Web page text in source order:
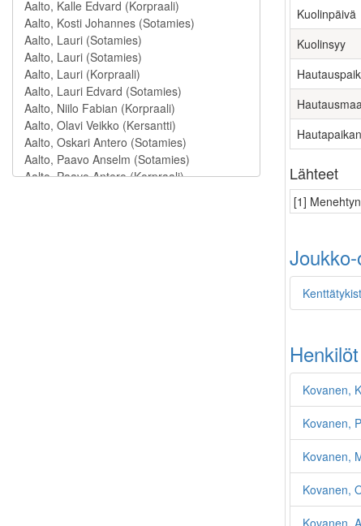
Kuolinpäivä
Kuolinsyy
Lähteet
[1]
Kovanen,
Kovanen,
Kovanen,
Kovanen,
Kovanen,